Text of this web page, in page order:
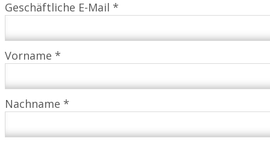
Geschäftliche E-Mail *
Vorname *
Nachname *